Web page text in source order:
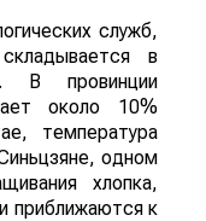
служб,
в
В провинции
около 10%
температура
одном
хлопка,
приближаются к